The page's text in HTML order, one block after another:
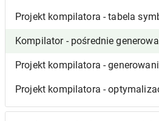
Projekt kompilatora - tabela
Kompilator - pośrednie
Projekt kompilatora -
Projekt kompilatora -